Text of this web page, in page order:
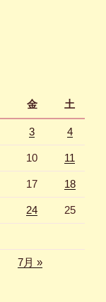
金 土
3 4
10 11
17 18
24 25
7月 »